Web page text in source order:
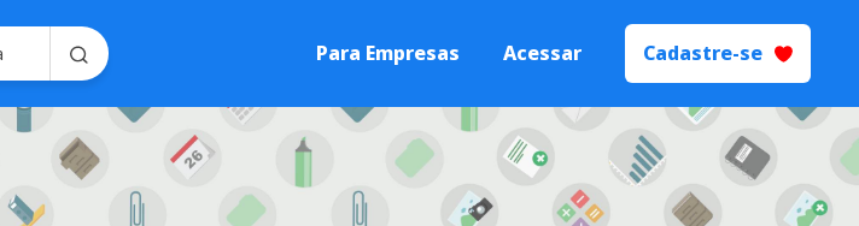
Para Empresas
Soluções em Talentos
Consultoria em Processos de
Seleção e Employer Branding.
Soluções para Recrutamento e
Acessar Cadastre-se